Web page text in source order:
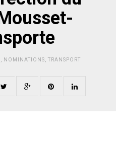
NOMINATIONS TRANSPORT